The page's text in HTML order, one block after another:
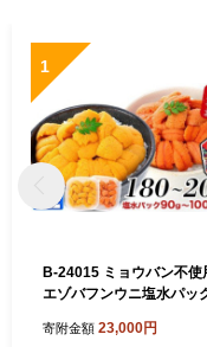
1
B-24015 ミョウバン不使
エゾバフンウニ塩水パッ
発送]
寄附金額 23,000円